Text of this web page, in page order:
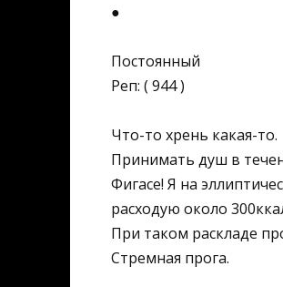
●
Постоянный
Реп: ( 944 )
Что-то хрень какая-то.
Принимать душ в
Фигасе! Я на
расходую около
При таком раскладе
Стремная прога.